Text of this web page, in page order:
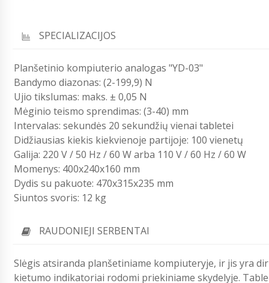
SPECIALIZACIJOS
Planšetinio kompiuterio analogas "YD-03"
Bandymo diazonas: (2-199,9) N
Ujio tikslumas: maks. ± 0,05 N
Mėginio teismo sprendimas: (3-40) mm
Intervalas: sekundės 20 sekundžių vienai tabletei
Didžiausias kiekis kiekvienoje partijoje: 100 vienetų
Galija: 220 V / 50 Hz / 60 W arba 110 V / 60 Hz / 60 W
Momenys: 400x240x160 mm
Dydis su pakuote: 470x315x235 mm
Siuntos svoris: 12 kg
RAUDONIEJI SERBENTAI
Slėgis atsiranda planšetiniame kompiuteryje, ir jis yra
kietumo indikatoriai rodomi priekiniame skydelyje.